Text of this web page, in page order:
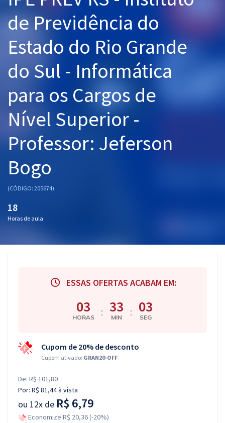
Graduação
Mentorias
Questões grátis
Conteúdo gratuito
Blog
Aprovados
Atendimento
de Previdência do
Estado do Rio Grande
do Sul - Informática
para os Cargos de
Nível Superior -
Professor: Jeferson
Bogo
(CÓDIGO: 205674)
18
Horas de aula
ESSAS OFERTAS ACABAM EM:
03
HORAS : 33
MIN : 02
SEG
Cupom de 20% de desconto
Cupom ativado: GRAN20-OFF
De: R$ 101,80
Por: R$ 81,44à vista
ou 12x de R$ 6,79
Economize R$ 20,36 (-20%)